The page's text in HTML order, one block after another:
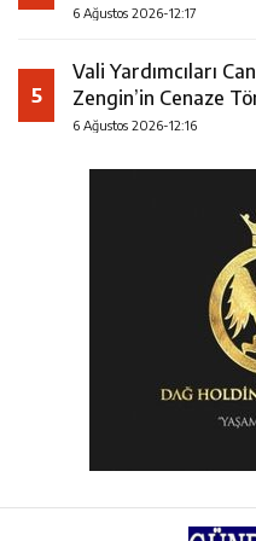
6 Ağustos 2026-12:17
5
Vali Yardımcıları
Zengin’in Cenaze
6 Ağustos 2026-12:16